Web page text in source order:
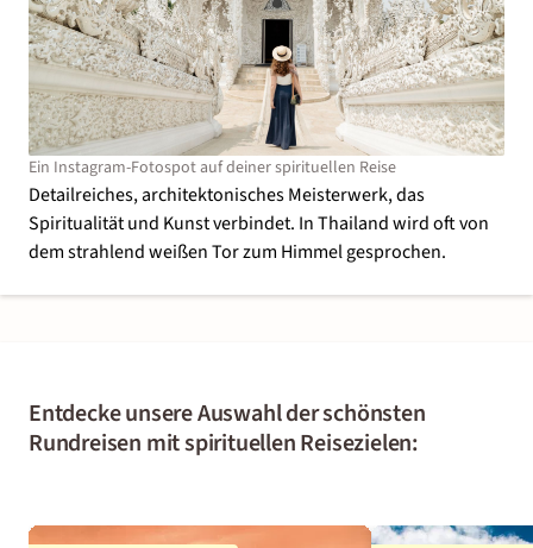
Ein Instagram-Fotospot auf deiner spirituellen Reise
Detailreiches, architektonisches Meisterwerk, das
Spiritualität und Kunst verbindet. In Thailand wird oft von
dem strahlend weißen Tor zum Himmel gesprochen.
Entdecke unsere Auswahl der schönsten
Rundreisen mit spirituellen Reisezielen: